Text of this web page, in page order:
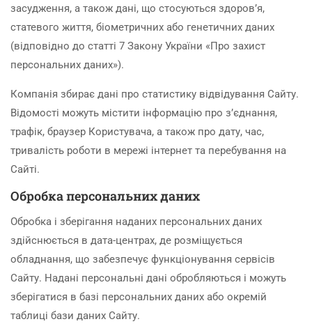
засудження, а також дані, що стосуються здоров’я,
статевого життя, біометричних або генетичних даних
(відповідно до статті 7 Закону України «Про захист
персональних даних»).
Компанія збирає дані про статистику відвідування Сайту.
Відомості можуть містити інформацію про з’єднання,
трафік, браузер Користувача, а також про дату, час,
тривалість роботи в мережі інтернет та перебування на
Сайті.
Обробка персональних даних
Обробка і зберігання наданих персональних даних
здійснюється в дата-центрах, де розміщується
обладнання, що забезпечує функціонування сервісів
Сайту. Надані персональні дані обробляються і можуть
зберігатися в базі персональних даних або окремій
таблиці бази даних Сайту.